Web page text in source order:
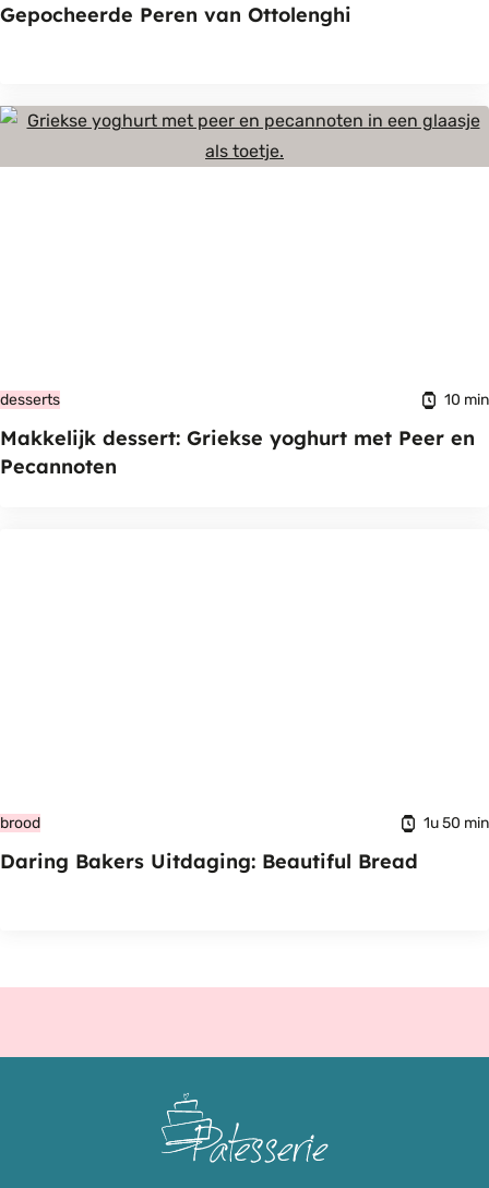
Gepocheerde Peren van Ottolenghi
desserts 10 min
Makkelijk dessert: Griekse yoghurt met Peer en
Pecannoten
brood 1u 50 min
Daring Bakers Uitdaging: Beautiful Bread